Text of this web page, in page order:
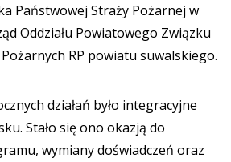
Państwowej Straży Pożarnej w
Oddziału Powiatowego Związku
RP powiatu suwalskiego.
działań było integracyjne
Stało się ono okazją do
wymiany doświadczeń oraz